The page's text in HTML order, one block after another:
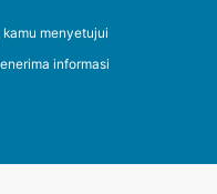
menyetujui
informasi